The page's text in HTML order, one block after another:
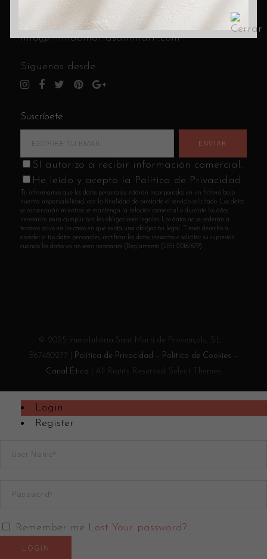
C/ Cantabria 8 (esquina C/ Andrade)
Llámanos al933 14 85 41
info@immobiliariasantmarti.com
Síguenos desde:
Suscríbete
SI autorizo a recibir información comercial.
He leído y acepto la Política de Privacidad.
Te informamos que los datos personales, estarán incorporados en un fichero bajo
nuestra responsabilidad, con la finalidad de prestarte el servicio solicitado. Los datos
se conservarán mientras se mantenga la relación comercial o durante los años
necesarios para cumplir con las obligaciones legales. Los datos no se cederán a
terceros salvo en los casos en que exista una obligación legal. Tienes derecho a
acceder a tus datos personales, rectificar los datos inexactos o solicitar su supresión
cuando los datos ya no sean necesarios (Reglamento (UE) 2016/679).
© 2025 Immobiliària Sant Martí de Provençals, S.L. –
B67480277 |
Política de Privacidad Política de Cookies
Canal Ético | All Rights Reserved. Select Themes
Login
Register
Remember me Lost Your password?
LOGIN